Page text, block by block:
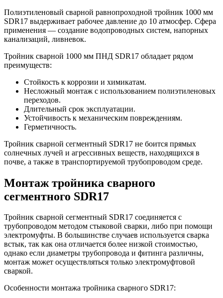
Полиэтиленовый сварной равнопроходной тройник 1000 мм
SDR17 выдерживает рабочее давление до 10 атмосфер. Сфера
применения — создание водопроводных систем, напорных
канализаций, ливневок.
Тройник сварной 1000 мм ПНД SDR17 обладает рядом
преимуществ:
Стойкость к коррозии и химикатам.
Несложный монтаж с использованием полиэтиленовых
переходов.
Длительный срок эксплуатации.
Устойчивость к механическим повреждениям.
Герметичность.
Тройник сварной сегментный SDR17 не боится прямых
солнечных лучей и агрессивных веществ, находящихся в
почве, а также в транспортируемой трубопроводом среде.
Монтаж тройника сварного
сегментного SDR17
Тройник сварной сегментный SDR17 соединяется с
трубопроводом методом стыковой сварки, либо при помощи
электромуфты. В большинстве случаев используется сварка
встык, так как она отличается более низкой стоимостью,
однако если диаметры трубопровода и фитинга различны,
монтаж может осуществляться только электромуфтовой
сваркой.
Особенности монтажа тройника сварного SDR17: